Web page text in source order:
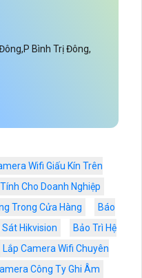
Bình Trị Đông,
Wifi Giấu Kín Trên
Cho Doanh Nghiệp
Trong Cửa Hàng
Báo
Hikvision
Bảo Trì Hệ
Lắp Camera Wifi Chuyên
Công Ty Ghi Âm